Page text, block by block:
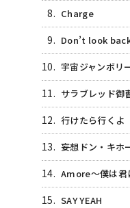
8. Charge
9. Don’t look
10. 宇宙ジャンボリ
11. サラブレッド御
12. 行けたら行くよ
13. 妄想ドン・キホ
14. Amore〜僕は君
15. SAY YEAH